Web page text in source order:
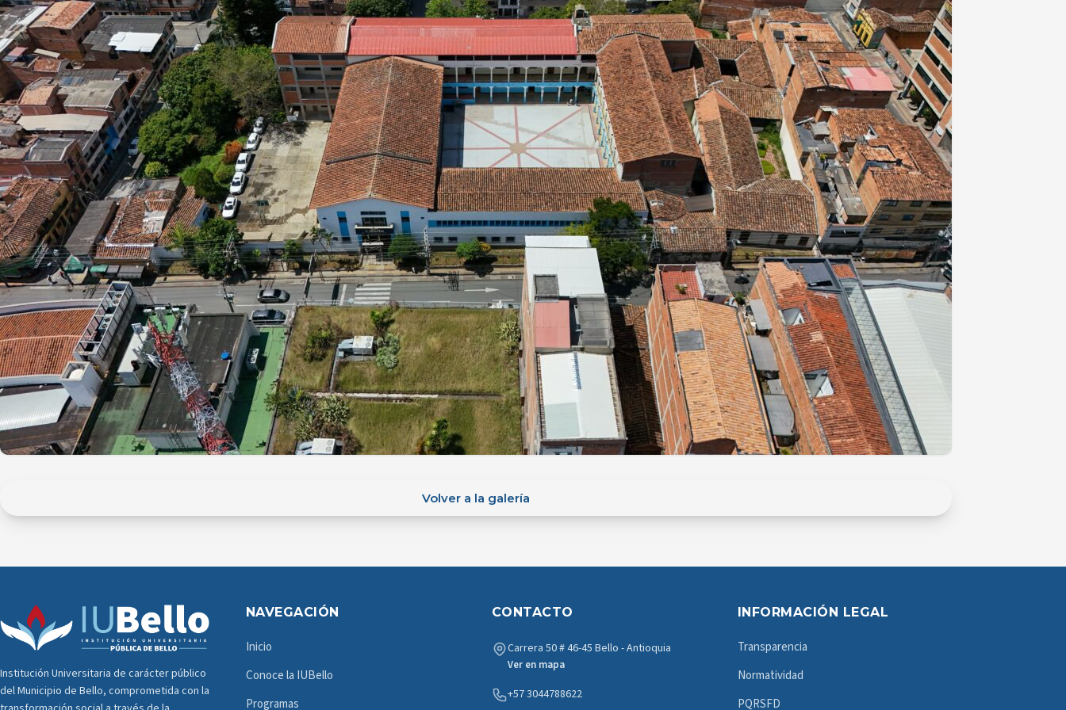
Volver a la galería
Institución Universitaria de carácter público
del Municipio de Bello, comprometida con la
NAVEGACIÓN
Inicio
Conoce la IUBello
Programas
CONTACTO
Carrera 50 # 46-45 Bello - Antioquia
Ver en mapa
+57 3044788622
INFORMACIÓN LEGAL
Transparencia
Normatividad
PQRSFD